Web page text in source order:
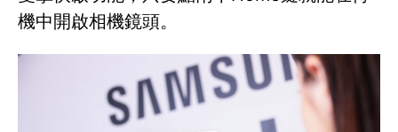
機中開啟相機鏡頭。